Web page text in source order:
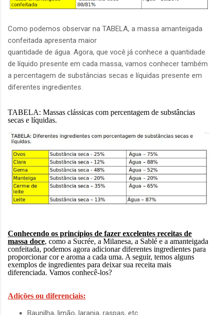
Como podemos observar na TABELA, a massa amanteigada
confeitada apresenta maior
quantidade de água. Agora, que você já conhece a quantidade
de líquido presente em cada massa, vamos conhecer também
a percentagem de substâncias secas e líquidas presente em
diferentes ingredientes.
TABELA: Massas clássicas com percentagem de substâncias
secas e líquidas.
Conhecendo os princípios de fazer excelentes receitas de
massa doce, como a Sucrée, a Milanesa, a Sablé e a amanteigada
confeitada, podemos agora adicionar diferentes ingredientes para
proporcionar cor e aroma a cada uma. A seguir, temos alguns
exemplos de ingredientes para deixar sua receita mais
diferenciada. Vamos conhecê-los?
Adições ou diferenciais:
Baunilha, limão, laranja, raspas, etc.